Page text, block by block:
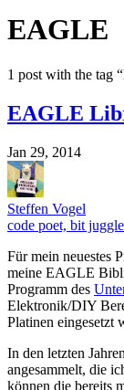
EAGLE
1 post with the tag
EAGLE
Jan 29, 2014
Steffen Vogel
code poet, bit
Für mein neuestes
meine EAGLE
Programm des
Elektronik/DIY
Platinen eingesetzt
In den letzten
angesammelt, die
können die bereits